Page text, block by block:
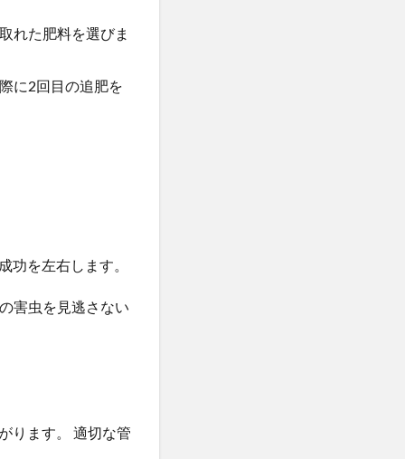
れた肥料を選びま
に2回目の追肥を
功を左右します。
害虫を見逃さない
ります。 適切な管